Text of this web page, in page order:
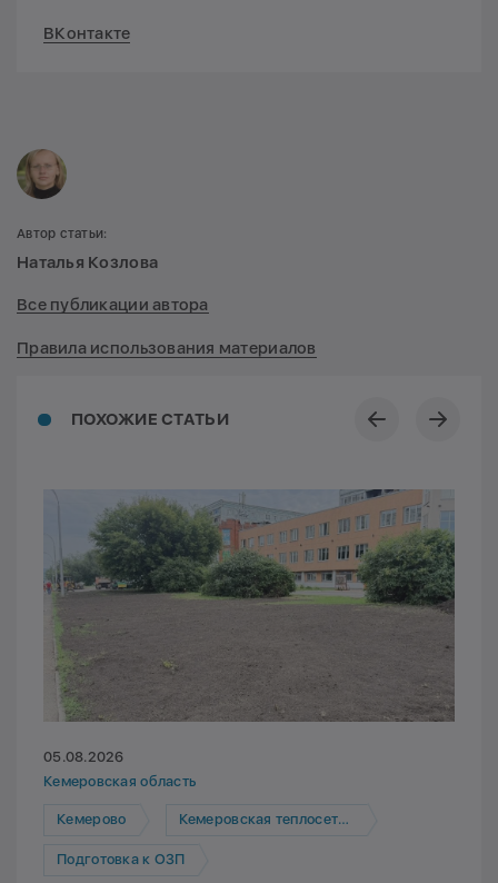
ВКонтакте
ПОХОЖИЕ СТАТЬИ
05.08.2026
Кемеровская область
Кемерово Кемеровская теплосетевая компания
Подготовка к ОЗП
Автор статьи:
Наталья Козлова
Все публикации автора
Правила использования материалов